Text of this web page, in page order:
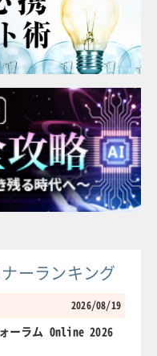
ーランキング
2026/08/19
ーラム Online 2026